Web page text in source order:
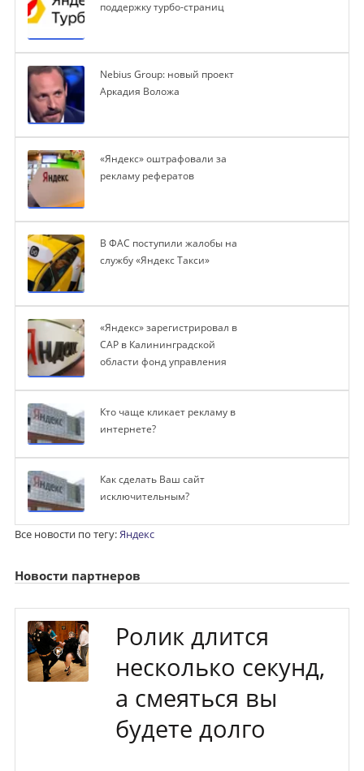
поддержку турбо-страниц
Nebius Group: новый проект
Аркадия Воложа
«Яндекс» оштрафовали за
рекламу рефератов
В ФАС поступили жалобы на
службу «Яндекс Такси»
«Яндекс» зарегистрировал в
САР в Калининградской
области фонд управления
Кто чаще кликает рекламу в
интернете?
Как сделать Ваш сайт
исключительным?
Все новости по тегу:Яндекс
Новости партнеров
Ролик длится
несколько секунд,
а смеяться вы
будете долго